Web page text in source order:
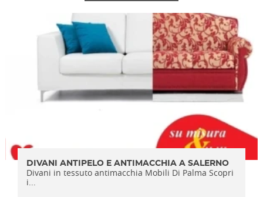
DIVANI ANTIPELO E ANTIMACCHIA A SALERNO
Divani in tessuto antimacchia Mobili Di Palma Scopri
i...